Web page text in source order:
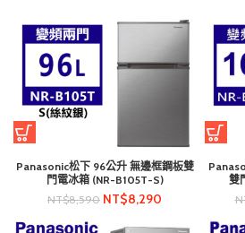
Panasonic松下 96公升 無邊框鋼板雙
門電冰箱 (NR-B105T-S)
NT$8,590 NT$8,290
雙